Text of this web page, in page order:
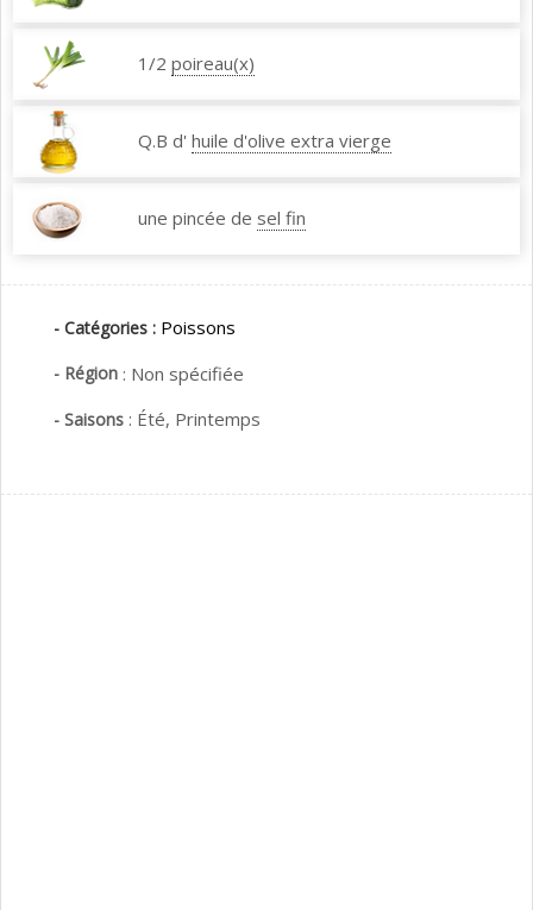
1/2 poireau(x)
Q.B d' huile d'olive extra vierge
une pincée de sel fin
- Catégories : Poissons
- Région : Non spécifiée
- Saisons : Été, Printemps